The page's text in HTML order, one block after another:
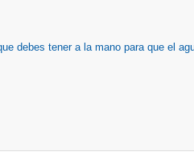
debes tener a la mano para que el